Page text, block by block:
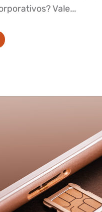
Vale...